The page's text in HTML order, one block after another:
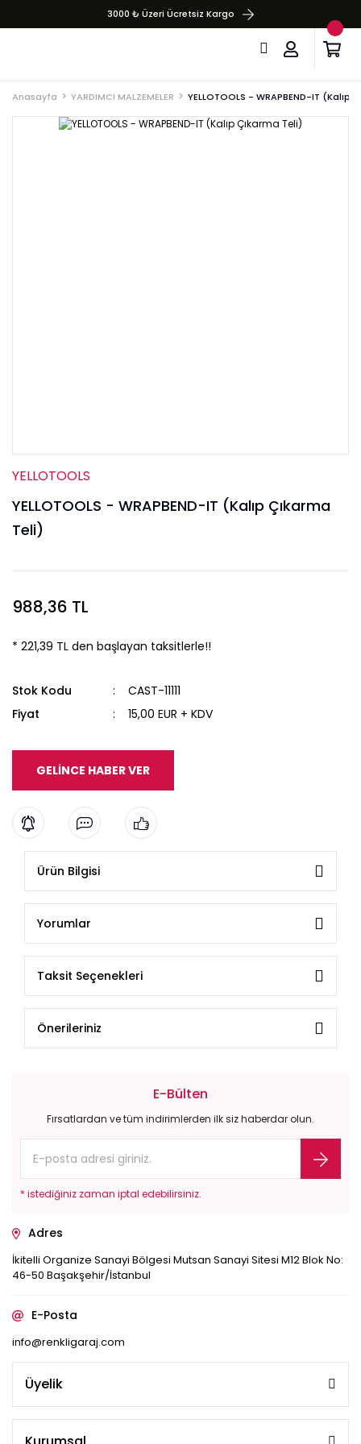
3000 ₺ Üzeri Ücretsiz Kargo
Anasayfa YARDIMCI MALZEMELER YELLOTOOLS - WRAPBEND-IT (Kalıp
YELLOTOOLS
YELLOTOOLS - WRAPBEND-IT (Kalıp Çıkarma
Teli)
988,36 TL
* 221,39 TL den başlayan taksitlerle!!
Stok Kodu
CAST-11111
Fiyat
15,00 EUR + KDV
GELİNCE HABER VER
Ürün Bilgisi
Yorumlar
Taksit Seçenekleri
Önerileriniz
E-Bülten
Fırsatlardan ve tüm indirimlerden ilk siz haberdar olun.
* istediğiniz zaman iptal edebilirsiniz.
Adres
İkitelli Organize Sanayi Bölgesi Mutsan Sanayi Sitesi M12 Blok No:
46-50 Başakşehir/İstanbul
E-Posta
info@renkligaraj.com
Üyelik